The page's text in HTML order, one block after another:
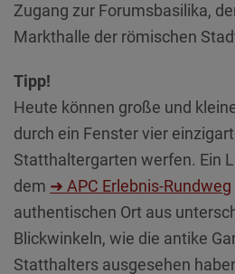
Zugang zur Forumsbasilika,
Markthalle der römischen
Tipp!
Heute können große und
durch ein Fenster vier
Statthaltergarten werfen. Ein
dem ➜ APC Erlebnis-Rundweg
authentischen Ort aus
Blickwinkeln, wie die antike
Statthalters ausgesehen